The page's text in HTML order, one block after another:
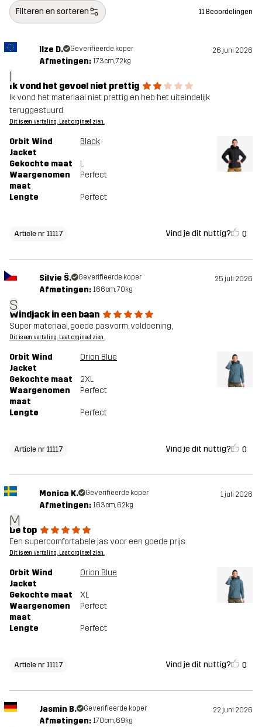
Filteren en sorteren 11 Beoordelingen
I
Ilze D. Geverifieerde koper 26 juni 2026
Afmetingen: 173cm, 72kg
Ik vond het gevoel niet prettig
Ik vond het materiaal niet prettig en heb het uiteindelijk
teruggestuurd.
Dit is een vertaling. Laat orgineel zien.
Orbit Wind
Jacket
Black
Gekochte maat
L
Waargenomen
maat
Perfect
Lengte Perfect
Article nr 11117 Vind je dit nuttig? 0
S
Silvie Š. Geverifieerde koper 25 juli 2026
Afmetingen: 166cm, 70kg
Windjack in een baan
Super materiaal, goede pasvorm, voldoening,
Dit is een vertaling. Laat orgineel zien.
Orbit Wind
Jacket
Orion Blue
Gekochte maat
2XL
Waargenomen
maat
Perfect
Lengte Perfect
Article nr 11117 Vind je dit nuttig? 0
M
Monica K. Geverifieerde koper 1 juli 2026
Afmetingen: 163cm, 62kg
De top
Een supercomfortabele jas voor een goede prijs.
Dit is een vertaling. Laat orgineel zien.
Orbit Wind
Jacket
Orion Blue
Gekochte maat
XL
Waargenomen
maat
Perfect
Lengte Perfect
Article nr 11117 Vind je dit nuttig? 0
Jasmin B. Geverifieerde koper 22 juni 2026
Afmetingen: 170cm, 69kg